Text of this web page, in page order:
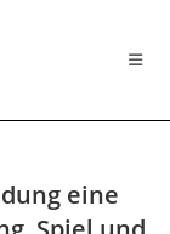
eine